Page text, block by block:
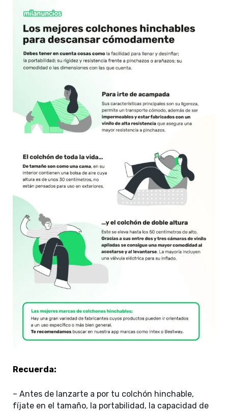
Recuerda:
– Antes de lanzarte a por tu colchón hinchable,
fíjate en el tamaño, la portabilidad, la capacidad de